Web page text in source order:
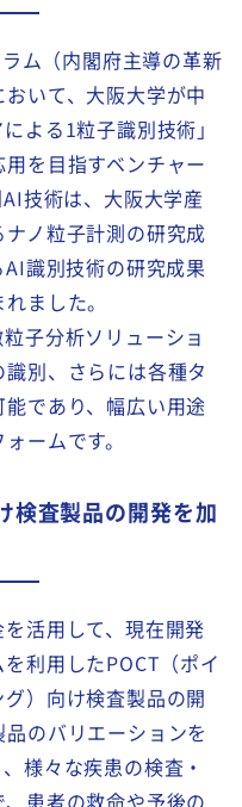
ム（内閣府主導の革新
いて、大阪大学が中
よる1粒子識別技術」
を目指すベンチャー
技術は、大阪大学産
ノ粒子計測の研究成
識別技術の研究成果
ました。
子分析ソリューショ
別、さらには各種タ
であり、幅広い用途
ームです。
検査製品の開発を加
活用して、現在開発
利用したPOCT（ポイ
）向け検査製品の開
のバリエーションを
様々な疾患の検査・
患者の救命や予後の